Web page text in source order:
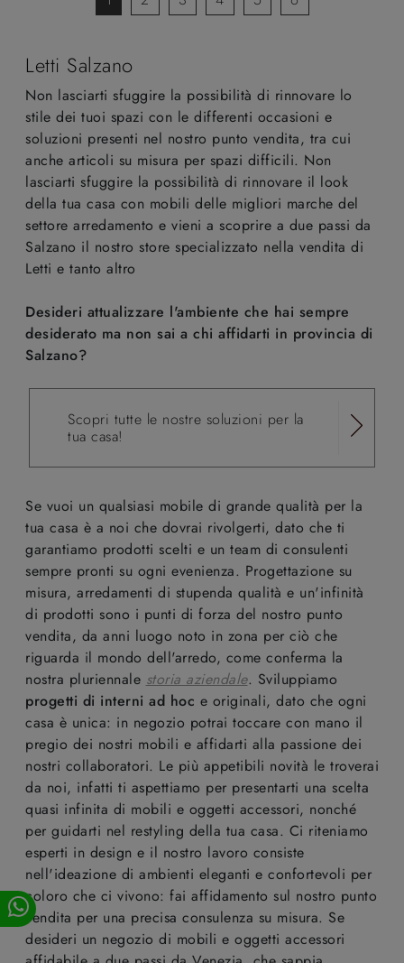
Letti Salzano
Non lasciarti sfuggire la possibilità di rinnovare lo
stile dei tuoi spazi con le differenti occasioni e
soluzioni presenti nel nostro punto vendita, tra cui
anche articoli su misura per spazi difficili. Non
lasciarti sfuggire la possibilità di rinnovare il look
della tua casa con mobili delle migliori marche del
settore arredamento e vieni a scoprire a due passi da
Salzano il nostro store specializzato nella vendita di
Letti e tanto altro
Desideri attualizzare l'ambiente che hai sempre
desiderato ma non sai a chi affidarti in provincia di
Salzano?
Scopri tutte le nostre soluzioni per la
tua casa!
Se vuoi un qualsiasi mobile di grande qualità per la
tua casa è a noi che dovrai rivolgerti, dato che ti
garantiamo prodotti scelti e un team di consulenti
sempre pronti su ogni evenienza. Progettazione su
misura, arredamenti di stupenda qualità e un'infinità
di prodotti sono i punti di forza del nostro punto
vendita, da anni luogo noto in zona per ciò che
riguarda il mondo dell'arredo, come conferma la
nostra pluriennale storia aziendale. Sviluppiamo
progetti di interni ad hoc e originali, dato che ogni
casa è unica: in negozio potrai toccare con mano il
pregio dei nostri mobili e affidarti alla passione dei
nostri collaboratori. Le più appetibili novità le troverai
da noi, infatti ti aspettiamo per presentarti una scelta
quasi infinita di mobili e oggetti accessori, nonché
per guidarti nel restyling della tua casa. Ci riteniamo
esperti in design e il nostro lavoro consiste
nell'ideazione di ambienti eleganti e confortevoli per
coloro che ci vivono: fai affidamento sul nostro punto
vendita per una precisa consulenza su misura. Se
desideri un negozio di mobili e oggetti accessori